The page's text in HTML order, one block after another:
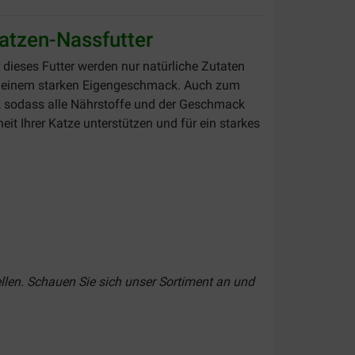
Nassfutter
Futter werden nur natürliche Zutaten
starken Eigengeschmack. Auch zum
alle Nährstoffe und der Geschmack
Ihrer Katze unterstützen und für ein starkes
Schauen Sie sich unser Sortiment an und